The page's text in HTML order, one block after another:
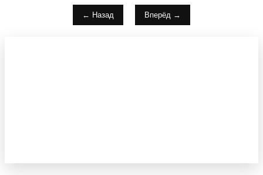
← Назад Вперёд →